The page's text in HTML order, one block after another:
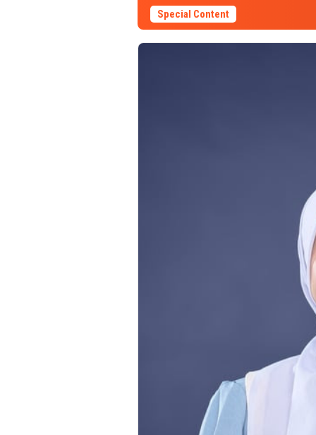
Special Content